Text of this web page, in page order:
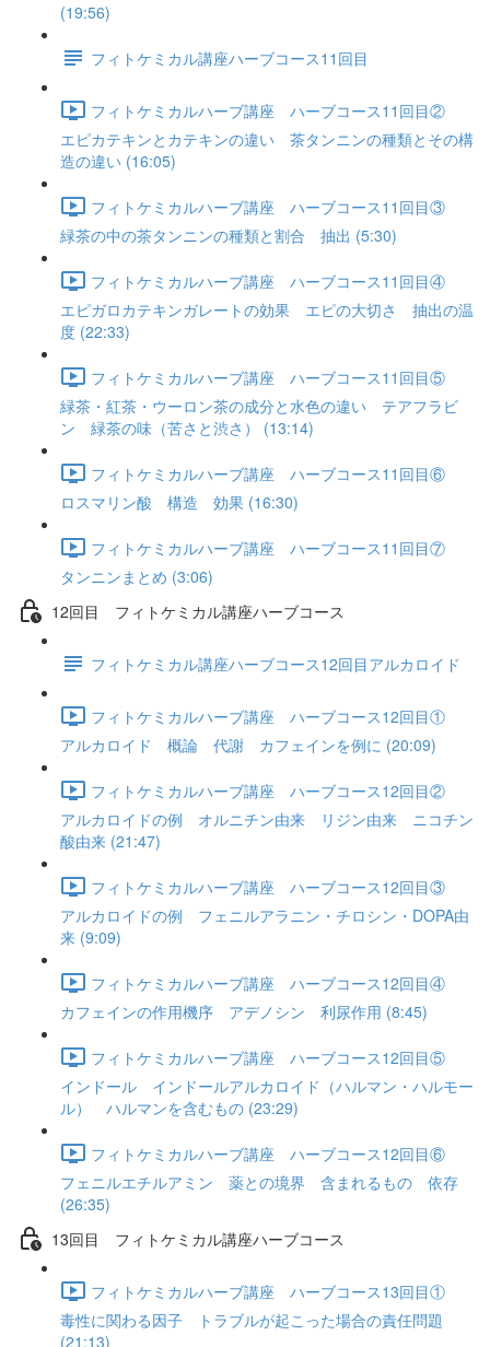
(19:56)
フィトケミカル講座ハーブコース11回目
フィトケミカルハーブ講座 ハーブコース11回目②
エピカテキンとカテキンの違い 茶タンニンの種類とその構
造の違い (16:05)
フィトケミカルハーブ講座 ハーブコース11回目③
緑茶の中の茶タンニンの種類と割合 抽出 (5:30)
フィトケミカルハーブ講座 ハーブコース11回目④
エピガロカテキンガレートの効果 エピの大切さ 抽出の温
度 (22:33)
フィトケミカルハーブ講座 ハーブコース11回目⑤
緑茶・紅茶・ウーロン茶の成分と水色の違い テアフラビ
ン 緑茶の味（苦さと渋さ） (13:14)
フィトケミカルハーブ講座 ハーブコース11回目⑥
ロスマリン酸 構造 効果 (16:30)
フィトケミカルハーブ講座 ハーブコース11回目⑦
タンニンまとめ (3:06)
12回目 フィトケミカル講座ハーブコース
フィトケミカル講座ハーブコース12回目アルカロイド
フィトケミカルハーブ講座 ハーブコース12回目①
アルカロイド 概論 代謝 カフェインを例に (20:09)
フィトケミカルハーブ講座 ハーブコース12回目②
アルカロイドの例 オルニチン由来 リジン由来 ニコチン
酸由来 (21:47)
フィトケミカルハーブ講座 ハーブコース12回目③
アルカロイドの例 フェニルアラニン・チロシン・DOPA由
来 (9:09)
フィトケミカルハーブ講座 ハーブコース12回目④
カフェインの作用機序 アデノシン 利尿作用 (8:45)
フィトケミカルハーブ講座 ハーブコース12回目⑤
インドール インドールアルカロイド（ハルマン・ハルモー
ル） ハルマンを含むもの (23:29)
フィトケミカルハーブ講座 ハーブコース12回目⑥
フェニルエチルアミン 薬との境界 含まれるもの 依存
(26:35)
13回目 フィトケミカル講座ハーブコース
フィトケミカルハーブ講座 ハーブコース13回目①
毒性に関わる因子 トラブルが起こった場合の責任問題
(21:13)